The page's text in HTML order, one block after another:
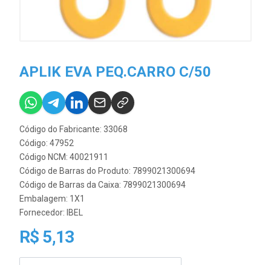
APLIK EVA PEQ.CARRO C/50
Código do Fabricante: 33068
Código: 47952
Código NCM: 40021911
Código de Barras do Produto: 7899021300694
Código de Barras da Caixa: 7899021300694
Embalagem: 1X1
Fornecedor: IBEL
R$ 5,13